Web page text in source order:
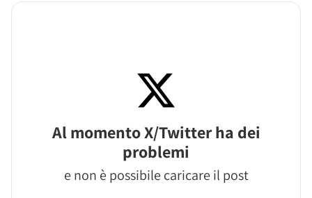
Al momento X/Twitter ha dei
problemi
e non è possibile caricare il post